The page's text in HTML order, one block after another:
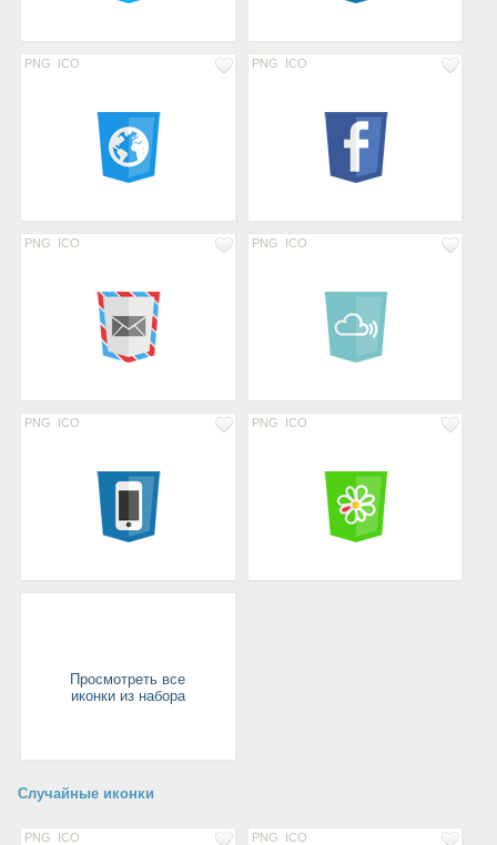
PNG ICO PNG ICO
PNG ICO PNG ICO
PNG ICO PNG ICO
Просмотреть все
иконки из набора
Случайные иконки
PNG ICO PNG ICO